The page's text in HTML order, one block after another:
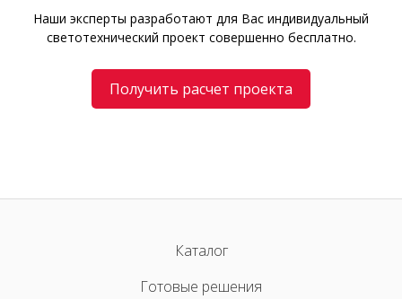
Наши эксперты разработают для Вас индивидуальный
светотехнический проект совершенно бесплатно.
Получить расчет проекта
Каталог
Готовые решения